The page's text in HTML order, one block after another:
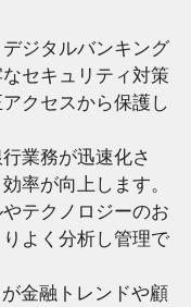
デジタルバンキング
セキュリティ対策
クセスから保護し
行業務が迅速化さ
率が向上します。
やテクノロジーのお
よく分析し管理で
金融トレンドや顧